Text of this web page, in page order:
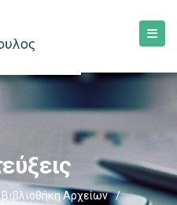
Βιβλιοθήκη Αρχείων
/